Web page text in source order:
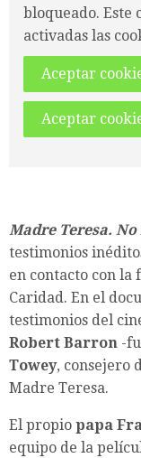
bloqueado. Este
activadas las
Aceptar
Aceptar
Madre Teresa.
testimonios
en contacto con la
Caridad. En el
testimonios del
Robert Barron -
Towey, consejero
Madre Teresa.
El propio papa
equipo de la